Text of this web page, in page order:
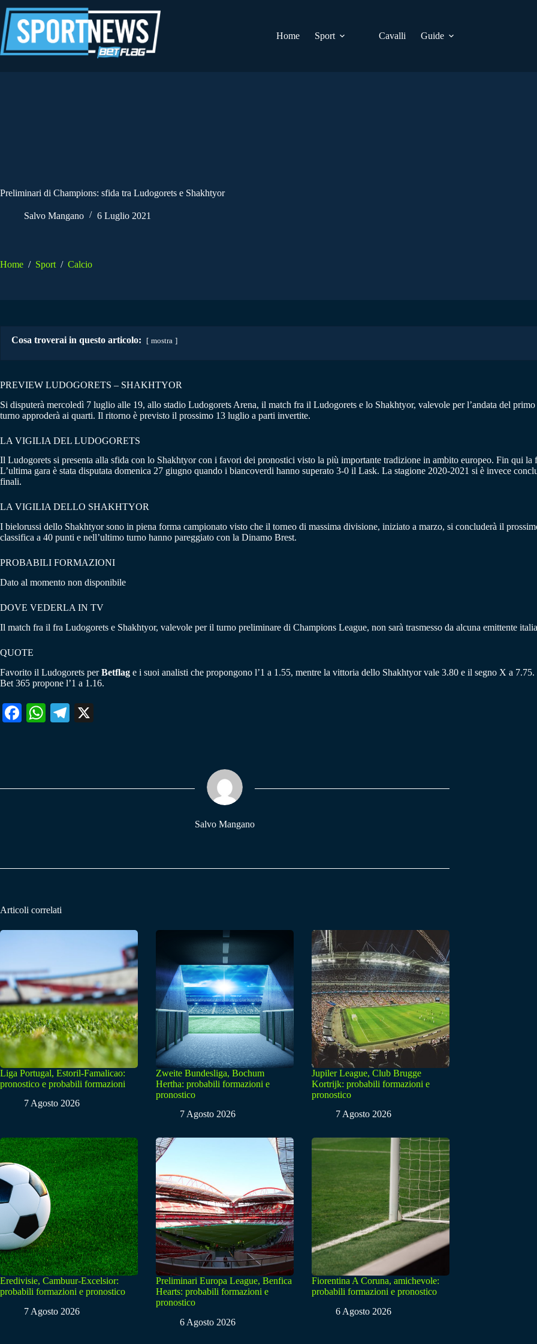
al
contenuto
Home
Sport Cavalli Guide
Preliminari di Champions: sfida tra Ludogorets e Shakhtyor
Salvo Mangano 6 Luglio 2021
Home / Sport / Calcio
Cosa troverai in questo articolo: mostra
PREVIEW LUDOGORETS – SHAKHTYOR
Si disputerà mercoledì 7 luglio alle 19, allo stadio Ludogorets Arena, il match fra il Ludogorets e lo Shakhtyor, valevole per l’andata del
turno approderà ai quarti. Il ritorno è previsto il prossimo 13 luglio a parti invertite.
LA VIGILIA DEL LUDOGORETS
Il Ludogorets si presenta alla sfida con lo Shakhtyor con i favori dei pronostici visto la più importante tradizione in ambito europeo. Fin qui la
L’ultima gara è stata disputata domenica 27 giugno quando i biancoverdi hanno superato 3-0 il Lask. La stagione 2020-2021 si è invece
finali.
LA VIGILIA DELLO SHAKHTYOR
I bielorussi dello Shakhtyor sono in piena forma campionato visto che il torneo di massima divisione, iniziato a marzo, si concluderà il
classifica a 40 punti e nell’ultimo turno hanno pareggiato con la Dinamo Brest.
PROBABILI FORMAZIONI
Dato al momento non disponibile
DOVE VEDERLA IN TV
Il match fra il fra Ludogorets e Shakhtyor, valevole per il turno preliminare di Champions League, non sarà trasmesso da alcuna emittente
QUOTE
Favorito il Ludogorets perBetflag e i suoi analisti che propongono l’1 a 1.55, mentre la vittoria dello Shakhtyor vale 3.80 e il segno X a 7.75.
Bet 365 propone l’1 a 1.16.
Fa W
pp
Te
m
Salvo Mangano
Articoli correlati
Liga Portugal, Estoril-Famalicao:
pronostico e probabili formazioni
7 Agosto 2026
Zweite Bundesliga, Bochum
Hertha: probabili formazioni e
pronostico
7 Agosto 2026
Jupiler League, Club Brugge
Kortrijk: probabili formazioni e
pronostico
7 Agosto 2026
Eredivisie, Cambuur-Excelsior:
probabili formazioni e pronostico
7 Agosto 2026
Preliminari Europa League, Benfica
Hearts: probabili formazioni e
pronostico
6 Agosto 2026
Fiorentina A Coruna, amichevole:
probabili formazioni e pronostico
6 Agosto 2026